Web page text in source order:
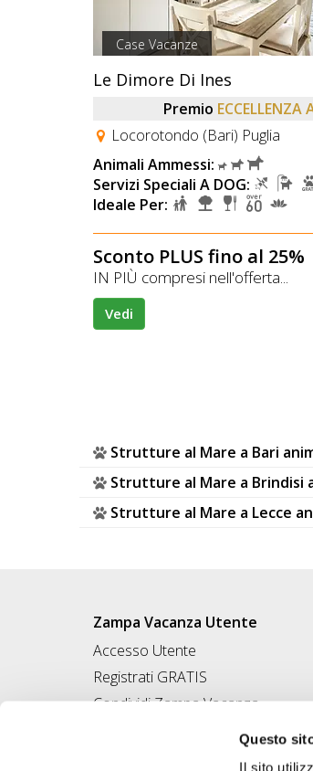
Questo
Il sito
Case Vacanze
Le Dimore Di Ines
Premio ECCELLENZA
Locorotondo (Bari) Puglia
Animali Ammessi:
Servizi Speciali A DOG:
Ideale Per:
Sconto PLUS fino al 25%
IN PIÙ compresi nell'offerta...
Vedi
Strutture al Mare a Bari
Strutture al Mare a Brindisi
Strutture al Mare a Lecce
Zampa Vacanza Utente
Accesso Utente
Registrati GRATIS
Condividi Zampa Vacanza
Campagna Contro l'Abbandono